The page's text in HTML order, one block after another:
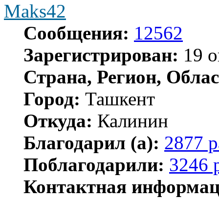
Maks42
Сообщения: 12562
Зарегистрирован: 19
Страна, Регион,
Город: Ташкент
Откуда: Калинин
Благодарил (а): 2877
Поблагодарили: 3246
Контактная